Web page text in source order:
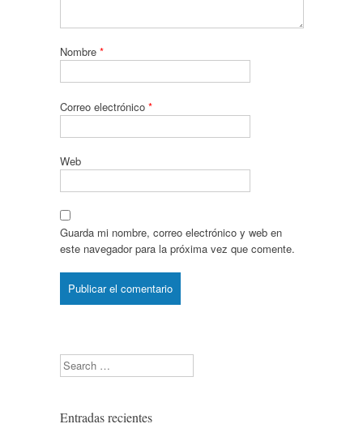
Nombre *
Correo electrónico *
Web
Guarda mi nombre, correo electrónico y web en
este navegador para la próxima vez que comente.
Search
Entradas recientes